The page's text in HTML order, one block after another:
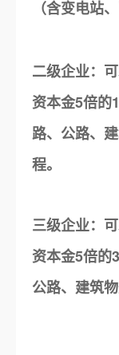
（含变电站
二级企业：
资本金5倍的
路、公路、
程。
三级企业：
资本金5倍的
公路、建筑